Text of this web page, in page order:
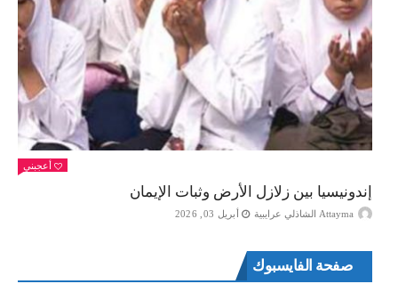
أعجبني
إندونيسيا بين زلازل الأرض وثبات الإيمان
Attayma الشاذلي عرايبية أبريل 03, 2026
صفحة الفايسبوك